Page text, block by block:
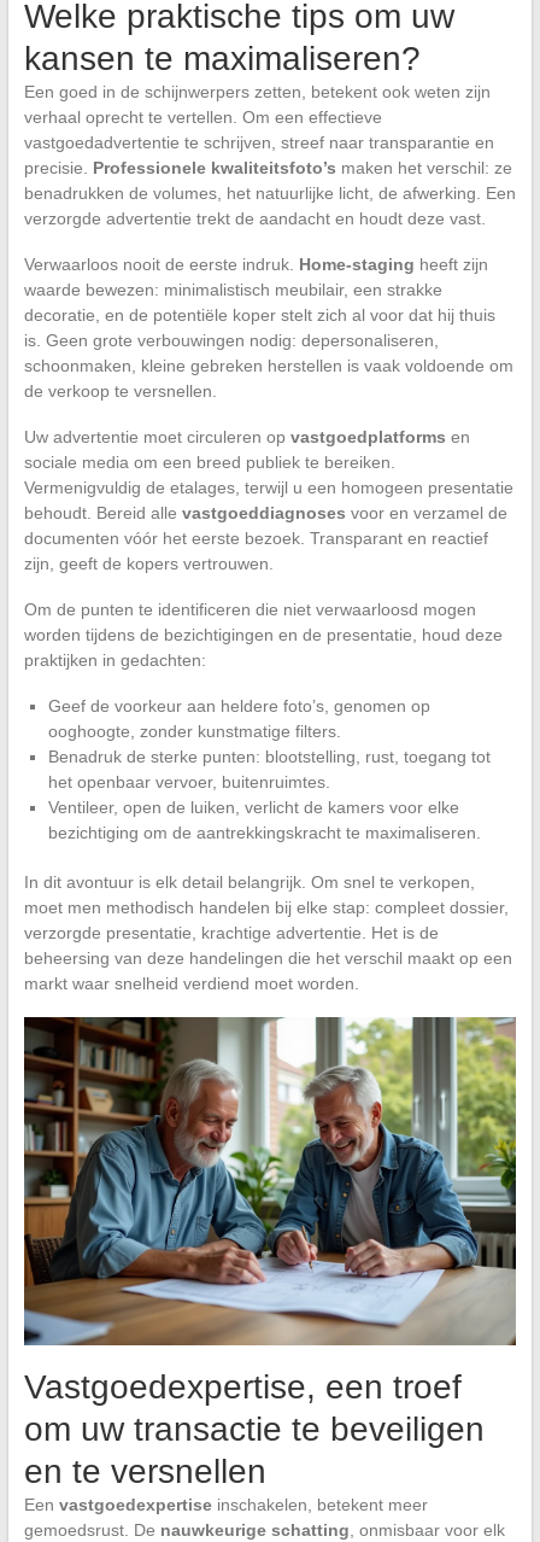
Welke praktische tips om uw
kansen te maximaliseren?
Een goed in de schijnwerpers zetten, betekent ook weten zijn
verhaal oprecht te vertellen. Om een effectieve
vastgoedadvertentie te schrijven, streef naar transparantie en
precisie. Professionele kwaliteitsfoto’s maken het verschil: ze
benadrukken de volumes, het natuurlijke licht, de afwerking. Een
verzorgde advertentie trekt de aandacht en houdt deze vast.
Verwaarloos nooit de eerste indruk. Home-staging heeft zijn
waarde bewezen: minimalistisch meubilair, een strakke
decoratie, en de potentiële koper stelt zich al voor dat hij thuis
is. Geen grote verbouwingen nodig: depersonaliseren,
schoonmaken, kleine gebreken herstellen is vaak voldoende om
de verkoop te versnellen.
Uw advertentie moet circuleren op vastgoedplatforms en
sociale media om een breed publiek te bereiken.
Vermenigvuldig de etalages, terwijl u een homogeen presentatie
behoudt. Bereid alle vastgoeddiagnoses voor en verzamel de
documenten vóór het eerste bezoek. Transparant en reactief
zijn, geeft de kopers vertrouwen.
Om de punten te identificeren die niet verwaarloosd mogen
worden tijdens de bezichtigingen en de presentatie, houd deze
praktijken in gedachten:
Geef de voorkeur aan heldere foto’s, genomen op
ooghoogte, zonder kunstmatige filters.
Benadruk de sterke punten: blootstelling, rust, toegang tot
het openbaar vervoer, buitenruimtes.
Ventileer, open de luiken, verlicht de kamers voor elke
bezichtiging om de aantrekkingskracht te maximaliseren.
In dit avontuur is elk detail belangrijk. Om snel te verkopen,
moet men methodisch handelen bij elke stap: compleet dossier,
verzorgde presentatie, krachtige advertentie. Het is de
beheersing van deze handelingen die het verschil maakt op een
markt waar snelheid verdiend moet worden.
Vastgoedexpertise, een troef
om uw transactie te beveiligen
en te versnellen
Een vastgoedexpertiseinschakelen, betekent meer
gemoedsrust. De nauwkeurige schatting , onmisbaar voor elk